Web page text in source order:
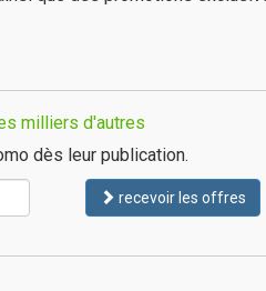
milliers d'autres
dès leur publication.
recevoir les offres